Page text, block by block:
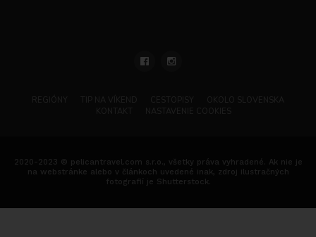
2020-2023 © pelicantravel.com s.r.o., všetky práva vyhradené. Ak nie je
na webstránke alebo v článkoch uvedené inak, zdroj ilustračných
fotografií je Shutterstock.